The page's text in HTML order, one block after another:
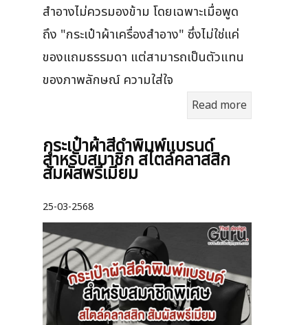
สำอางไม่ควรมองข้าม โดยเฉพาะเมื่อพูด
ถึง "กระเป๋าผ้าเครื่องสำอาง" ซึ่งไม่ใช่แค่
ของแถมธรรมดา แต่สามารถเป็นตัวแทน
ของภาพลักษณ์ ความใส่ใจ
Read more
กระเป๋าผ้าสีดำพิมพ์แบรนด์
สำหรับสมาชิก สไตล์คลาสสิก
สัมผัสพรีเมียม
25-03-2568